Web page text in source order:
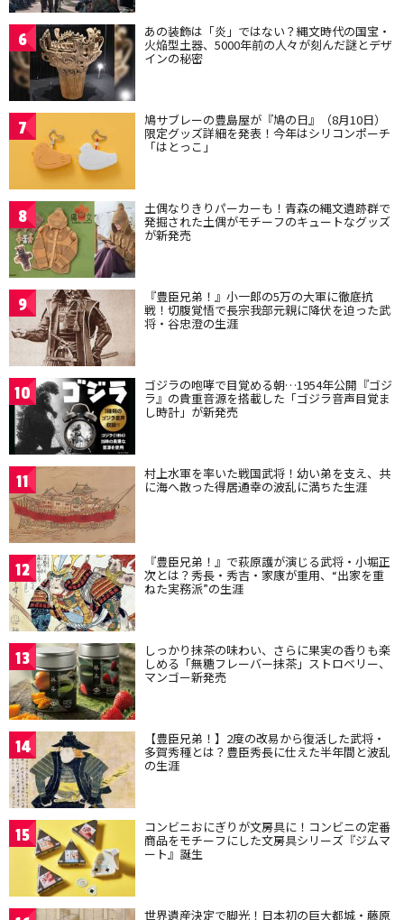
6 あの装飾は「炎」ではない？縄文時代の国宝・
火焔型土器、5000年前の人々が刻んだ謎とデザ
インの秘密
7 鳩サブレーの豊島屋が『鳩の日』（8月10日）
限定グッズ詳細を発表！今年はシリコンポーチ
「はとっこ」
8 土偶なりきりパーカーも！青森の縄文遺跡群で
発掘された土偶がモチーフのキュートなグッズ
が新発売
9 『豊臣兄弟！』小一郎の5万の大軍に徹底抗
戦！切腹覚悟で長宗我部元親に降伏を迫った武
将・谷忠澄の生涯
10 ゴジラの咆哮で目覚める朝…1954年公開『ゴジ
ラ』の貴重音源を搭載した「ゴジラ音声目覚ま
し時計」が新発売
11 村上水軍を率いた戦国武将！幼い弟を支え、共
に海へ散った得居通幸の波乱に満ちた生涯
12 『豊臣兄弟！』で萩原護が演じる武将・小堀正
次とは？秀長・秀吉・家康が重用、“出家を重
ねた実務派”の生涯
13 しっかり抹茶の味わい、さらに果実の香りも楽
しめる「無糖フレーバー抹茶」ストロベリー、
マンゴー新発売
14 【豊臣兄弟！】2度の改易から復活した武将・
多賀秀種とは？豊臣秀長に仕えた半年間と波乱
の生涯
15 コンビニおにぎりが文房具に！コンビニの定番
商品をモチーフにした文房具シリーズ『ジムマ
ート』誕生
世界遺産決定で脚光！日本初の巨大都城・藤原